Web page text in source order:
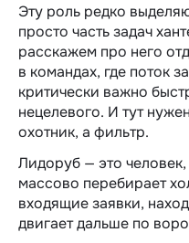
Эту роль редко
просто часть задач
расскажем про него
в командах, где поток
критически важно
нецелевого. И тут
охотник, а фильтр.
Лидоруб — это
массово перебирает
входящие заявки,
двигает дальше по